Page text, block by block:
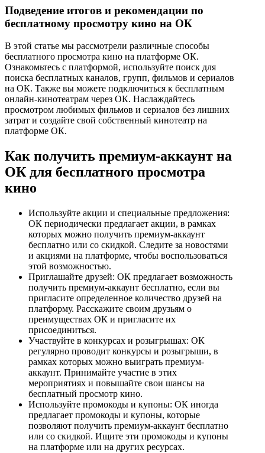
Подведение итогов и рекомендации по
бесплатному просмотру кино на ОК
В этой статье мы рассмотрели различные способы
бесплатного просмотра кино на платформе ОК.
Ознакомьтесь с платформой, используйте поиск для
поиска бесплатных каналов, групп, фильмов и сериалов
на ОК. Также вы можете подключиться к бесплатным
онлайн-кинотеатрам через ОК. Наслаждайтесь
просмотром любимых фильмов и сериалов без лишних
затрат и создайте свой собственный кинотеатр на
платформе ОК.
Как получить премиум-аккаунт на
ОК для бесплатного просмотра
кино
Используйте акции и специальные предложения:
ОК периодически предлагает акции, в рамках
которых можно получить премиум-аккаунт
бесплатно или со скидкой. Следите за новостями
и акциями на платформе, чтобы воспользоваться
этой возможностью.
Приглашайте друзей: ОК предлагает возможность
получить премиум-аккаунт бесплатно, если вы
пригласите определенное количество друзей на
платформу. Расскажите своим друзьям о
преимуществах ОК и пригласите их
присоединиться.
Участвуйте в конкурсах и розыгрышах: ОК
регулярно проводит конкурсы и розыгрыши, в
рамках которых можно выиграть премиум-
аккаунт. Принимайте участие в этих
мероприятиях и повышайте свои шансы на
бесплатный просмотр кино.
Используйте промокоды и купоны: ОК иногда
предлагает промокоды и купоны, которые
позволяют получить премиум-аккаунт бесплатно
или со скидкой. Ищите эти промокоды и купоны
на платформе или на других ресурсах.